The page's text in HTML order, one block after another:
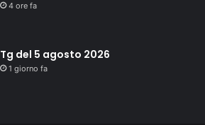
4 ore fa
Tg del 5 agosto 2026
1 giorno fa